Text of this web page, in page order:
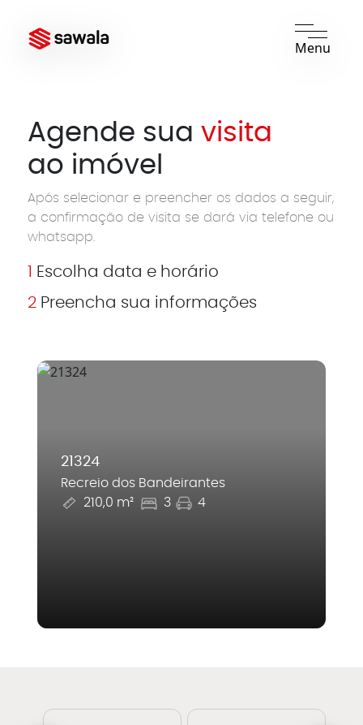
Menu
Agende suavisita
ao imóvel
Após selecionar e preencher os dados a seguir,
a confirmação de visita se dará via telefone ou
whatsapp.
Escolha data e horário
2 Preencha sua informações
21324
Recreio dos Bandeirantes
210,0 m²
3 4